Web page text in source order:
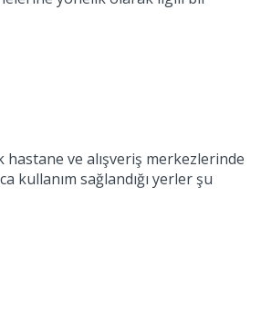
hastane ve alışveriş merkezlerinde
kullanım sağlandığı yerler şu